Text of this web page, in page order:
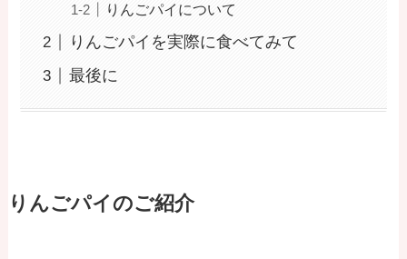
りんごパイについて
りんごパイを実際に食べてみて
最後に
りんごパイのご紹介